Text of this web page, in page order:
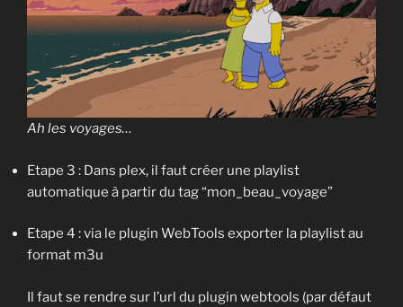
Ah les voyages…
Etape 3 : Dans plex, il faut créer une playlist
automatique à partir du tag “mon_beau_voyage”
Etape 4 : via le plugin WebTools exporter la playlist au
format m3u
Il faut se rendre sur l’url du plugin webtools (par défaut